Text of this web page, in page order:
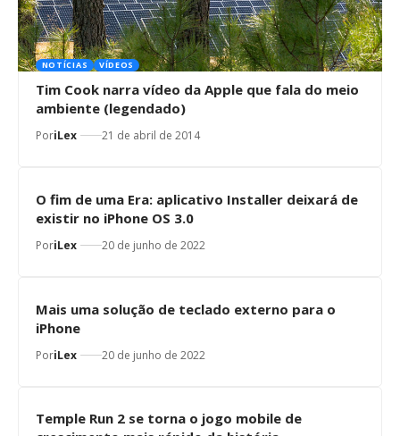
NOTÍCIAS VÍDEOS
Tim Cook narra vídeo da Apple que fala do meio
ambiente (legendado)
PoriLex 21 de abril de 2014
O fim de uma Era: aplicativo Installer deixará de
existir no iPhone OS 3.0
PoriLex 20 de junho de 2022
Mais uma solução de teclado externo para o
iPhone
PoriLex 20 de junho de 2022
Temple Run 2 se torna o jogo mobile de